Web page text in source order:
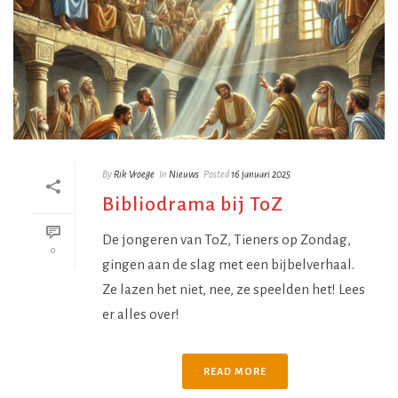
0
By Rik Vroege In Nieuws Posted16 januari 2025
Bibliodrama bij ToZ
De jongeren van ToZ, Tieners op Zondag,
gingen aan de slag met een bijbelverhaal.
Ze lazen het niet, nee, ze speelden het! Lees
er alles over!
READ MORE